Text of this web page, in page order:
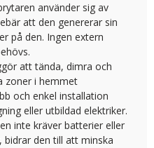
använder sig av
att den genererar sin
på den. Ingen extern
att tända, dimra och
zoner i hemmet
och enkel installation
eller utbildad elektriker.
inte kräver batterier eller
den till att minska